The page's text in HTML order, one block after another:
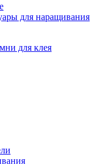
для наращивания
для клея